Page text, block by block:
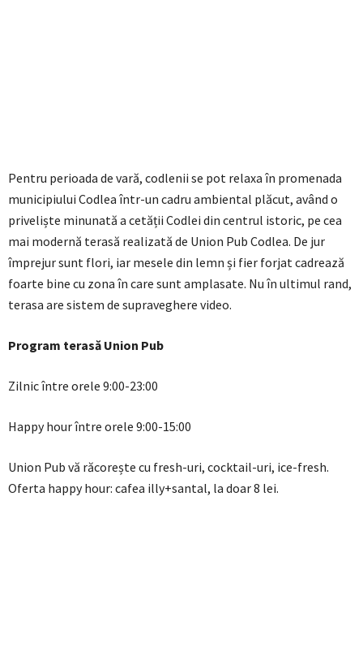
Pentru perioada de vară, codlenii se pot relaxa în promenada
municipiului Codlea într-un cadru ambiental plăcut, având o
priveliște minunată a cetății Codlei din centrul istoric, pe cea
mai modernă terasă realizată de Union Pub Codlea. De jur
împrejur sunt flori, iar mesele din lemn și fier forjat cadrează
foarte bine cu zona în care sunt amplasate. Nu în ultimul rand,
terasa are sistem de supraveghere video.
Program terasă Union Pub
Zilnic între orele 9:00-23:00
Happy hour între orele 9:00-15:00
Union Pub vă răcorește cu fresh-uri, cocktail-uri, ice-fresh.
Oferta happy hour: cafea illy+santal, la doar 8 lei.